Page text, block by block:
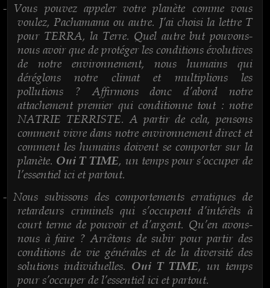
- Vous pouvez appeler votre planète comme vous
voulez, Pachamama ou autre. J’ai choisi la lettre T
pour TERRA, la Terre. Quel autre but pouvons-
nous avoir que de protéger les conditions évolutives
de notre environnement, nous humains qui
déréglons notre climat et multiplions les
pollutions ? Affirmons donc d’abord notre
attachement premier qui conditionne tout : notre
NATRIE TERRISTE. A partir de cela, pensons
comment vivre dans notre environnement direct et
comment les humains doivent se comporter sur la
planète. Oui T TIME, un temps pour s’occuper de
l’essentiel ici et partout.
- Nous subissons des comportements erratiques de
retardeurs criminels qui s’occupent d’intérêts à
court terme de pouvoir et d’argent. Qu’en avons-
nous à faire ? Arrêtons de subir pour partir des
conditions de vie générales et de la diversité des
solutions individuelles. Oui T TIME, un temps
pour s’occuper de l’essentiel ici et partout.